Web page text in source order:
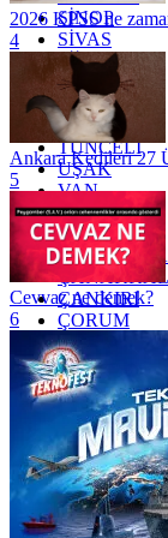
SİNOP
SİVAS
SİİRT
TEKİRDAĞ
TOKAT
TRABZON
TUNCELİ
UŞAK
VAN
YALOVA
YOZGAT
ÇANKIRI
ÇORUM
İSTANBUL
İZMİR
ŞANLIURFA
ŞIRNAK
2026 KPSS ne
4
Ankara Kedileri 27
5
Cevvaz ne demek?
6